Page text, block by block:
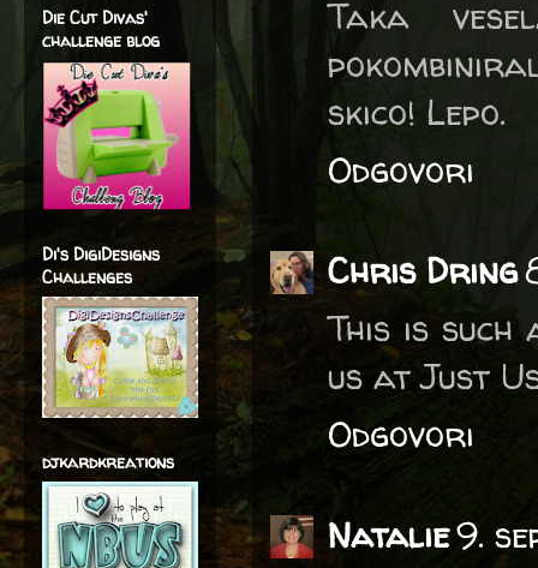
Taka
skico! Lepo.
Odgovori
Chris Dring
This is
us at Just
Odgovori
Natalie9.
Die Cut Divas'
challenge blog
Di's DigiDesigns
Challenges
djkardkreations